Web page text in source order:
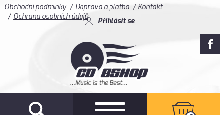
Obchodní podmínky Doprava a platba
Kontakt
Ochrana osobních údajů
Přihlásit se